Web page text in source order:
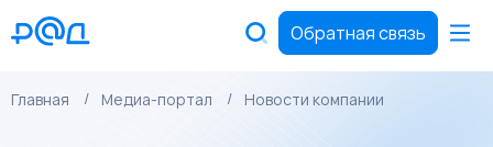
Обратная связь
Главная Медиа-портал Новости компании